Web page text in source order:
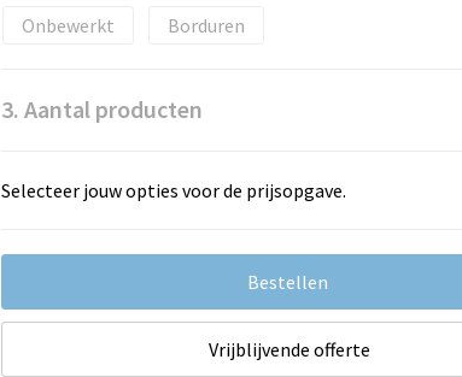
Onbewerkt
Borduren
3. Aantal producten
Selecteer jouw opties voor de prijsopgave.
Bestellen
Vrijblijvende offerte